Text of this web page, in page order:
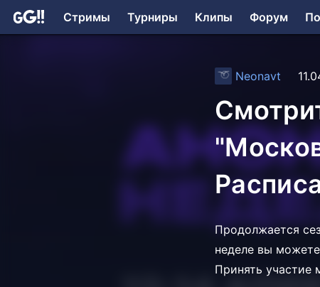
Стримы Турниры Клипы Форум
Neonavt
Продолжается
неделе вы
Принять участие